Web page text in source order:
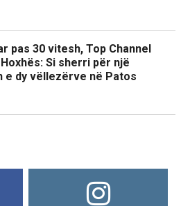
pas 30 vitesh, Top Channel
Si sherri për një
dy vëllezërve në Patos